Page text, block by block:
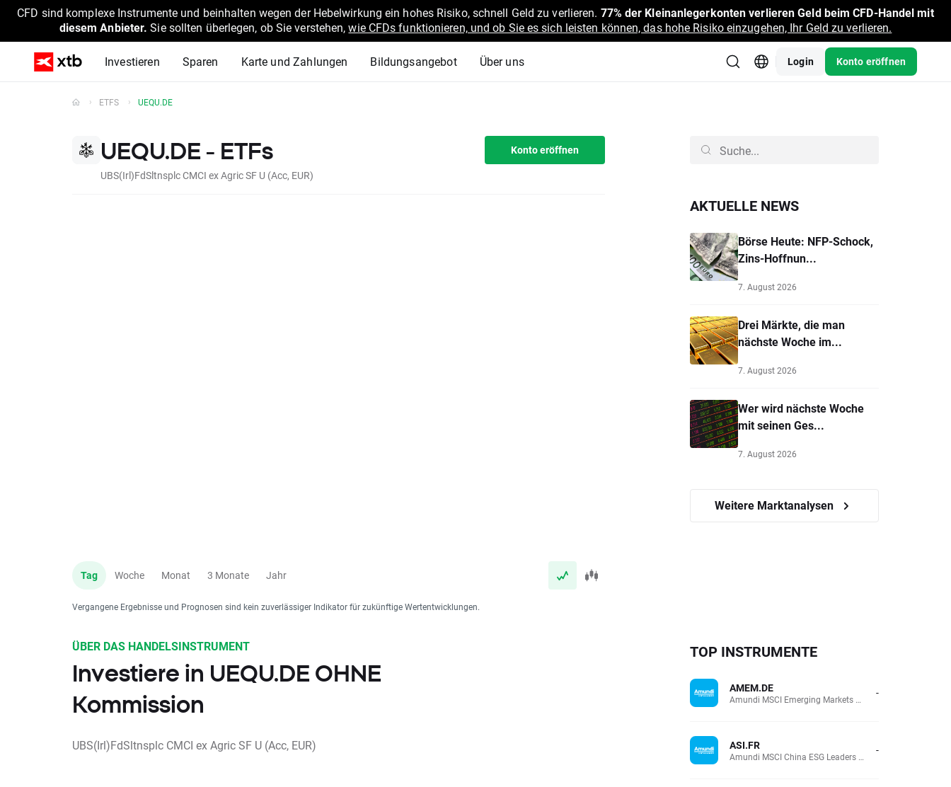
CFD sind komplexe Instrumente und beinhalten wegen der Hebelwirkung ein hohes Risiko, schnell Geld zu verlieren. 77% der Kleinanlegerkonten verlieren Geld beim CFD-Handel mit
diesem Anbieter. Sie sollten überlegen, ob Sie verstehen,wie CFDs funktionieren, und ob Sie es sich leisten können, das hohe Risiko einzugehen, Ihr Geld zu verlieren.
Investieren Sparen Karte und Zahlungen Bildungsangebot Über uns Login Konto eröffnen
ETFS UEQU.DE
UEQU.DE - ETFs
UBS(Irl)FdSltnsplc CMCI ex Agric SF U (Acc, EUR)
Konto eröffnen
Tag Woche Monat 3 Monate Jahr
Vergangene Ergebnisse und Prognosen sind kein zuverlässiger Indikator für zukünftige Wertentwicklungen.
AKTUELLE NEWS
Börse Heute: NFP-Schock,
Zins-Hoffnun...
7. August 2026
Drei Märkte, die man
nächste Woche im...
7. August 2026
Wer wird nächste Woche
mit seinen Ges...
7. August 2026
Weitere Marktanalysen
ÜBER DAS HANDELSINSTRUMENT
Investiere in UEQU.DE OHNE
Kommission
UBS(Irl)FdSltnsplc CMCI ex Agric SF U (Acc, EUR)
TOP INSTRUMENTE
AMEM.DE
Amundi MSCI Emerging Markets UCITS (Acc EUR) -
ASI.FR
Amundi MSCI China ESG Leaders Extra (DR) UCITS (Acc EUR) -